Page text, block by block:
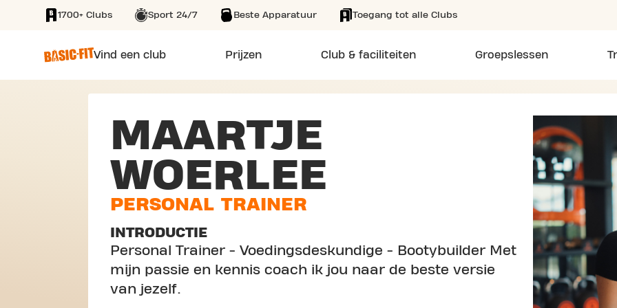
SKIP TO MAIN CONTENT
1700+ Clubs Sport 24/7 Beste Apparatuur Toegang tot alle Clubs
Vind een club Prijzen Club & faciliteiten Groepslessen
MAARTJE
WOERLEE
PERSONAL TRAINER
INTRODUCTIE
Personal Trainer - Voedingsdeskundige - Bootybuilder Met
mijn passie en kennis coach ik jou naar de beste versie
van jezelf.